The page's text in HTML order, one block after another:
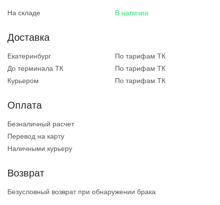
На складе В наличии
Доставка
Екатеринбург
По тарифам ТК
До терминала ТК
По тарифам ТК
Курьером
По тарифам ТК
Оплата
Безналичный расчет
Перевод на карту
Наличными курьеру
Возврат
Безусловный возврат при обнаружении брака